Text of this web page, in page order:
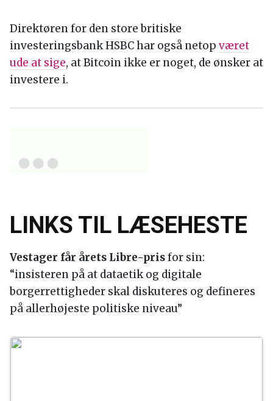
Direktøren for den store britiske
investeringsbank HSBC har også netop været
ude at sige, at Bitcoin ikke er noget, de ønsker at
investere i.
LINKS TIL LÆSEHESTE
Vestager får årets Libre-prisfor sin:
“insisteren på at dataetik og digitale
borgerrettigheder skal diskuteres og defineres
på allerhøjeste politiske niveau”